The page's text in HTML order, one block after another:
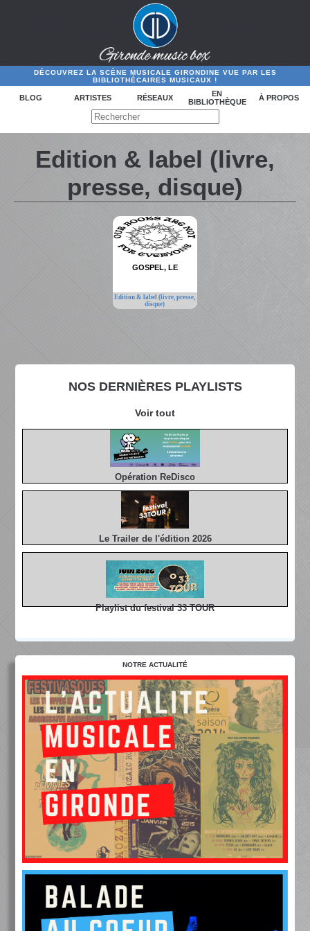
DÉCOUVREZ LA SCÈNE MUSICALE GIRONDINE VUE PAR LES
BIBLIOTHÉCAIRES MUSICAUX !
BLOG ARTISTES RÉSEAUX
EN
BIBLIOTHÈQUE
À PROPOS
NOS DERNIÈRES PLAYLISTS
Voir tout
Opération ReDisco
Le Trailer de l'édition 2026
Playlist du festival 33 TOUR
Edition & label (livre,
presse, disque)
GOSPEL, LE
Edition & label (livre, presse,
disque)
NOTRE ACTUALITÉ